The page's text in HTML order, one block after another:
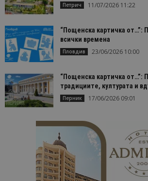
Петрич 11/07/2026 11:22
“Пощенска картичка от…”:
всички времена
Пловдив 23/06/2026 10:00
“Пощенска картичка от…”:
традициите, културата и
Перник 17/06/2026 09:01